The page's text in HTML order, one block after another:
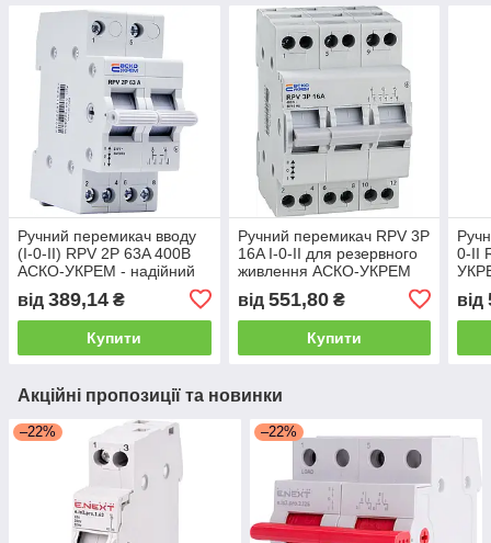
Ручний перемикач вводу
(I-0-II) RPV 2P 63A 400В
АСКО-УКРЕМ - надійний
живлення
від 389,14 ₴
Купити
Ручний перемикач RPV 3P
16A I-0-II для резервного
живлення АСКО-УКРЕМ
від 551,80₴
Купити
0-II
від
Акційні пропозиції та новинки
–22% –22%